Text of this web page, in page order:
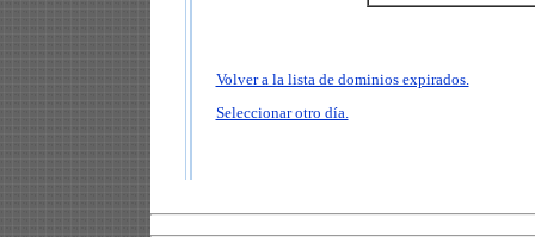
Volver a la lista de dominios expirados.
Seleccionar otro día.